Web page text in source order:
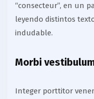
“consecteur”, en un
leyendo distintos
indudable.
Morbi
Integer porttitor